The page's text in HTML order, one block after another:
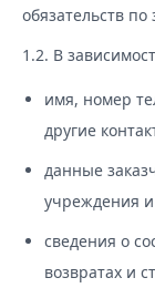
обязательств по
1.2. В
имя, номер
другие
данные
учреждения и
сведения о
возвратах и